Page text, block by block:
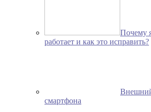
Почему
работает и как это исправить?
смартфона